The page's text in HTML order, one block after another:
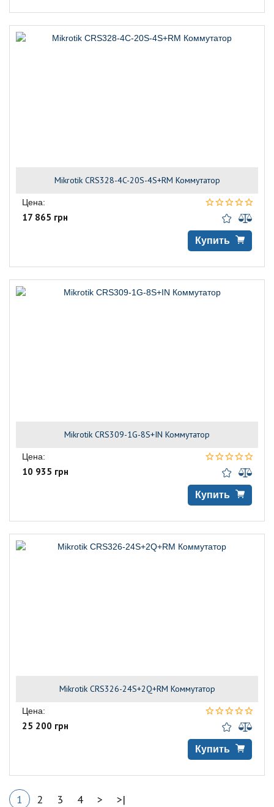
Mikrotik CRS328-4C-20S-4S+RM Коммутатор
Цена:
17 865 грн
Купить
Mikrotik CRS309-1G-8S+IN Коммутатор
Цена:
10 935 грн
Купить
Mikrotik CRS326-24S+2Q+RM Коммутатор
Цена:
25 200 грн
Купить
1 2 3 4 > >|